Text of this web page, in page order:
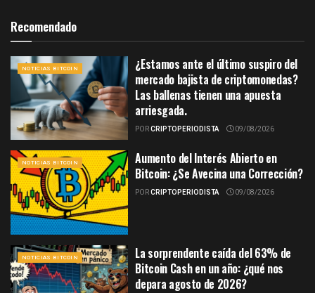
Recomendado
NOTICIAS BITCOIN
¿Estamos ante el último suspiro del
mercado bajista de criptomonedas?
Las ballenas tienen una apuesta
arriesgada.
PORCRIPTOPERIODISTA 09/08/2026
NOTICIAS BITCOIN
Aumento del Interés Abierto en
Bitcoin: ¿Se Avecina una Corrección?
PORCRIPTOPERIODISTA 09/08/2026
NOTICIAS BITCOIN
La sorprendente caída del 63% de
Bitcoin Cash en un año: ¿qué nos
depara agosto de 2026?